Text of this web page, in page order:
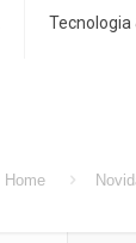
Tecnologia
Home